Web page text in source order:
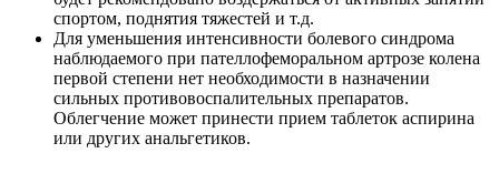
спортом, поднятия тяжестей и т.д.
Для уменьшения интенсивности болевого синдрома
наблюдаемого при пателлофеморальном артрозе колена
первой степени нет необходимости в назначении
сильных противовоспалительных препаратов.
Облегчение может принести прием таблеток аспирина
или других анальгетиков.